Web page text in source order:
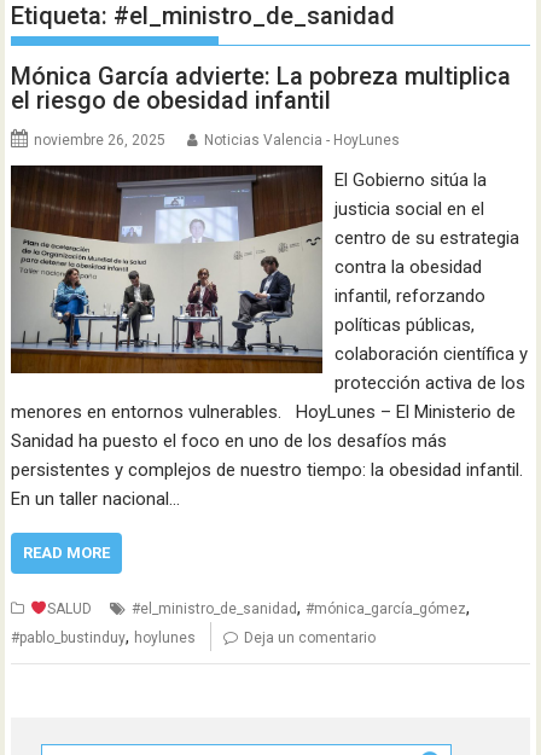
Etiqueta: #el_ministro_de_sanidad
Mónica García advierte: La pobreza multiplica
el riesgo de obesidad infantil
noviembre 26, 2025 Noticias Valencia - HoyLunes
El Gobierno sitúa la
justicia social en el
centro de su estrategia
contra la obesidad
infantil, reforzando
políticas públicas,
colaboración científica y
protección activa de los
menores en entornos vulnerables. HoyLunes – El Ministerio de
Sanidad ha puesto el foco en uno de los desafíos más
persistentes y complejos de nuestro tiempo: la obesidad infantil.
En un taller nacional…
READ MORE
SALUD #el_ministro_de_sanidad,#mónica_garcía_gómez,
#pablo_bustinduy, hoylunes Deja un comentario